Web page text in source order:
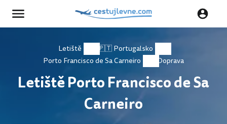
Letiště
🇵🇹 Portugalsko
Porto Francisco de Sa Carneiro
Doprava
Letiště Porto Francisco de Sa
Carneiro